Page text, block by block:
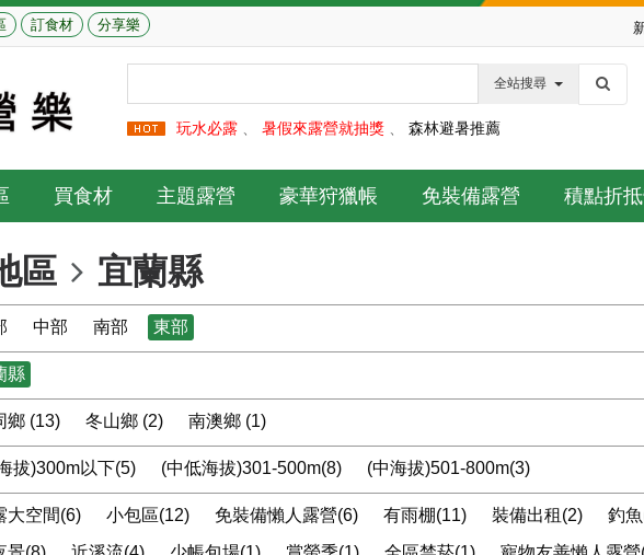
訂食材 分享樂
全站搜尋
玩水必露、 暑假來露營就抽獎、 森林避暑推薦
買食材 主題露營 豪華狩獵帳 免裝備露營 積點折
區 宜蘭縣
中部 南部 東部
縣
鄉 (13) 冬山鄉 (2) 南澳鄉 (1)
拔)300m以下(5) (中低海拔)301-500m(8) (中海拔)501-800m(3)
大空間(6) 小包區(12) 免裝備懶人露營(6) 有雨棚(11) 裝備出租(2) 釣